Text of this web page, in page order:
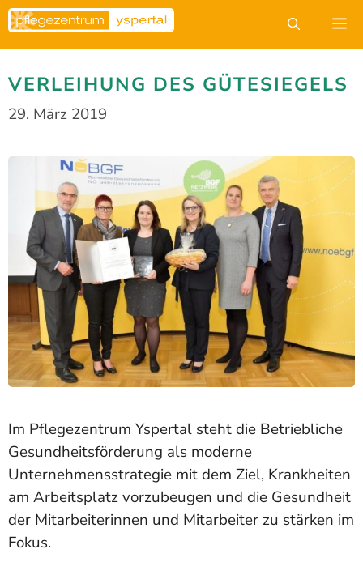
Zum
Inhalt
springen
VERLEIHUNG DES GÜTESIEGELS
29. März 2019
Im Pflegezentrum Yspertal steht die Betriebliche
Gesundheitsförderung als moderne
Unternehmensstrategie mit dem Ziel, Krankheiten
am Arbeitsplatz vorzubeugen und die Gesundheit
der Mitarbeiterinnen und Mitarbeiter zu stärken im
Fokus.